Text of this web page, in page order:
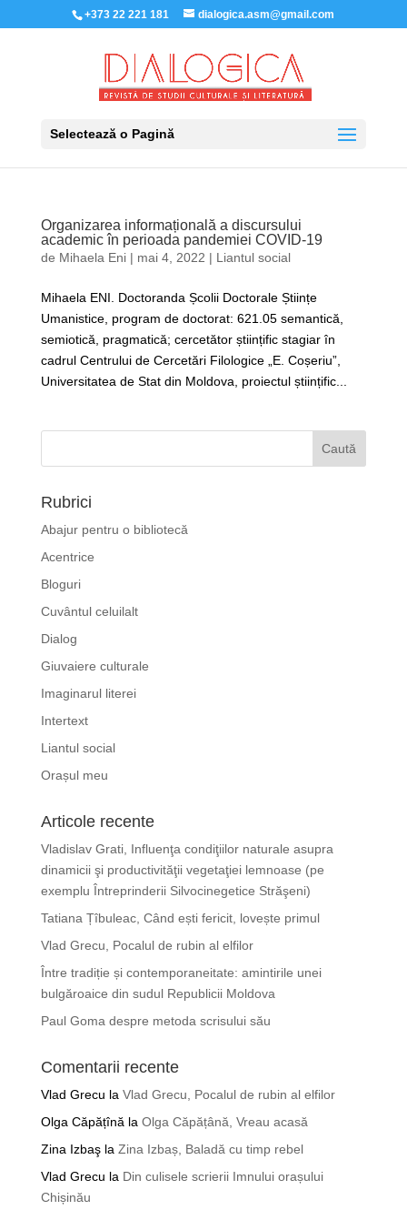
+373 22 221 181 dialogica.asm@gmail.com
Selectează o Pagină
Organizarea informațională a discursului
academic în perioada pandemiei COVID-19
de Mihaela Eni| mai 4, 2022 | Liantul social
Mihaela ENI. Doctoranda Școlii Doctorale Științe
Umanistice, program de doctorat: 621.05 semantică,
semiotică, pragmatică; cercetător științific stagiar în
cadrul Centrului de Cercetări Filologice „E. Coșeriu”,
Universitatea de Stat din Moldova, proiectul științific...
Rubrici
Abajur pentru o bibliotecă
Acentrice
Bloguri
Cuvântul celuilalt
Dialog
Giuvaiere culturale
Imaginarul literei
Intertext
Liantul social
Orașul meu
Articole recente
Vladislav Grati, Influenţa condiţiilor naturale asupra
dinamicii şi productivităţii vegetaţiei lemnoase (pe
exemplu Întreprinderii Silvocinegetice Străşeni)
Tatiana Țîbuleac, Când ești fericit, lovește primul
Vlad Grecu, Pocalul de rubin al elfilor
Între tradiție și contemporaneitate: amintirile unei
bulgăroaice din sudul Republicii Moldova
Paul Goma despre metoda scrisului său
Comentarii recente
Vlad Grecu la Vlad Grecu, Pocalul de rubin al elfilor
Olga Căpățînă la Olga Căpățână, Vreau acasă
Zina Izbaşla Zina Izbaș, Baladă cu timp rebel
Vlad Grecu la Din culisele scrierii Imnului orașului
Chișinău